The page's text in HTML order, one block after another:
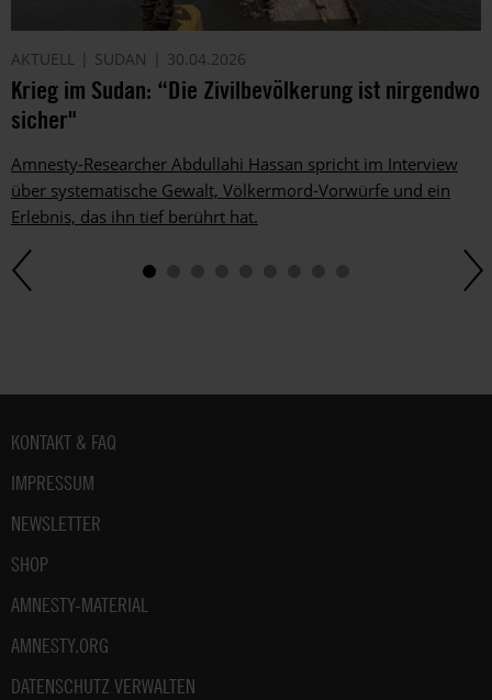
AKTUELL SUDAN 30.04.2026
Krieg im Sudan: “Die Zivilbevölkerung ist nirgendwo
sicher"
Amnesty-Researcher Abdullahi Hassan spricht im Interview
über systematische Gewalt, Völkermord-Vorwürfe und ein
Erlebnis, das ihn tief berührt hat.
Fußbereich
KONTAKT & FAQ
IMPRESSUM
NEWSLETTER
SHOP
AMNESTY-MATERIAL
AMNESTY.ORG
DATENSCHUTZ VERWALTEN